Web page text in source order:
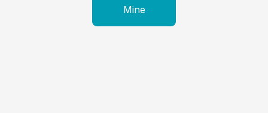
Mine